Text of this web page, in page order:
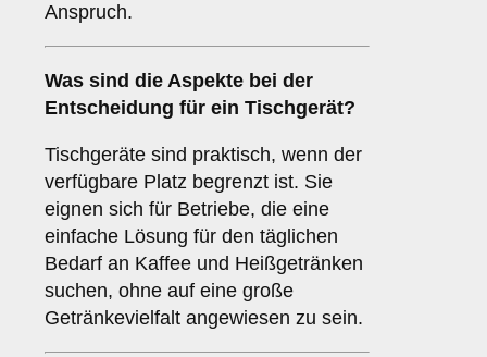
Anspruch.
Was sind die Aspekte bei der
Entscheidung für ein Tischgerät?
Tischgeräte sind praktisch, wenn der
verfügbare Platz begrenzt ist. Sie
eignen sich für Betriebe, die eine
einfache Lösung für den täglichen
Bedarf an Kaffee und Heißgetränken
suchen, ohne auf eine große
Getränkevielfalt angewiesen zu sein.